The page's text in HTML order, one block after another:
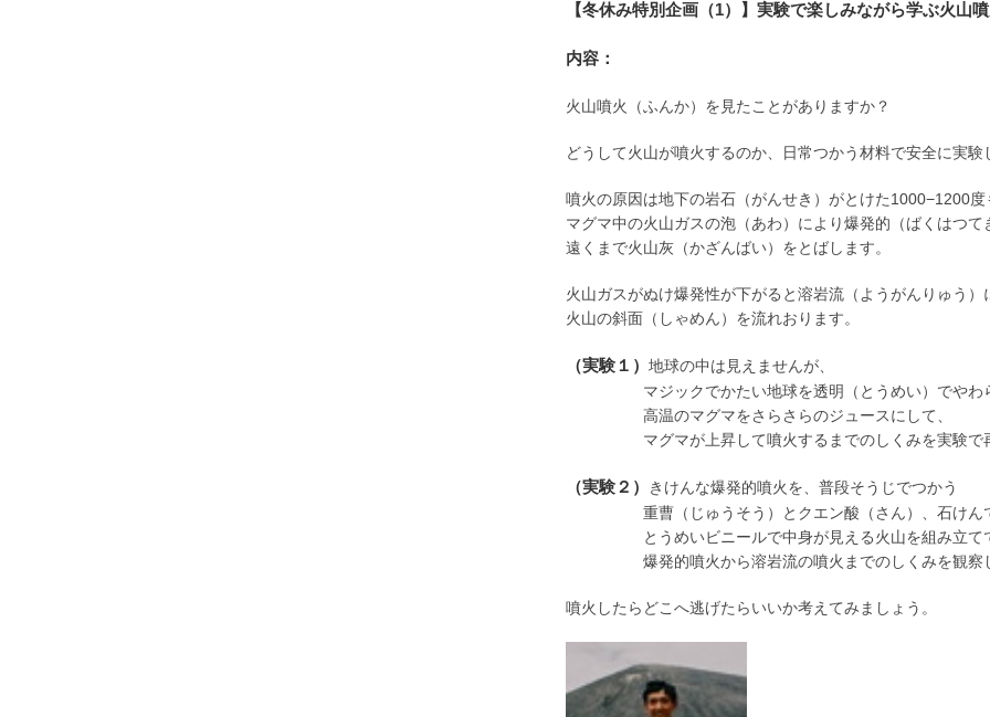
【冬休み特別企画（1）】実験で楽しみながら学ぶ火山噴
内容：
火山噴火（ふんか）を見たことがありますか？
どうして火山が噴火するのか、日常つかう材料で安全に実験
噴火の原因は地下の岩石（がんせき）がとけた1000−1200度
マグマ中の火山ガスの泡（あわ）により爆発的（ばくはつて
遠くまで火山灰（かざんばい）をとばします。
火山ガスがぬけ爆発性が下がると溶岩流（ようがんりゅう）
火山の斜面（しゃめん）を流れおります。
（実験１） 地球の中は見えませんが、
マジックでかたい地球を透明（とうめい）でやわら
高温のマグマをさらさらのジュースにして、
マグマが上昇して噴火するまでのしくみを実験で再
（実験２）
きけんな爆発的噴火を、普段そうじでつかう
重曹（じゅうそう）とクエン酸（さん）、石けんで
とうめいビニールで中身が見える火山を組み立て
爆発的噴火から溶岩流の噴火までのしくみを観察し
噴火したらどこへ逃げたらいいか考えてみましょう。